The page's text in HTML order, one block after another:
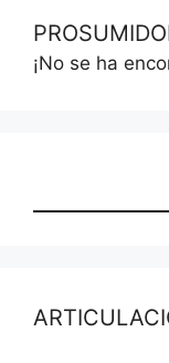
¡No se ha